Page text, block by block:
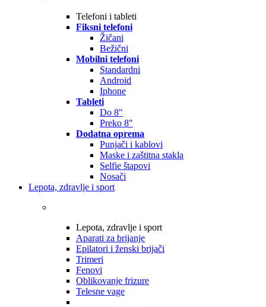
Telefoni i tableti
Fiksni telefoni
Žičani
Bežični
Mobilni telefoni
Standardni
Android
Iphone
Tableti
Do 8"
Preko 8"
Dodatna oprema
Punjači i kablovi
Maske i zaštitna stakla
Selfie štapovi
Nosači
Lepota, zdravlje i sport
Lepota, zdravlje i sport
Aparati za brijanje
Epilatori i ženski brijači
Trimeri
Fenovi
Oblikovanje frizure
Telesne vage